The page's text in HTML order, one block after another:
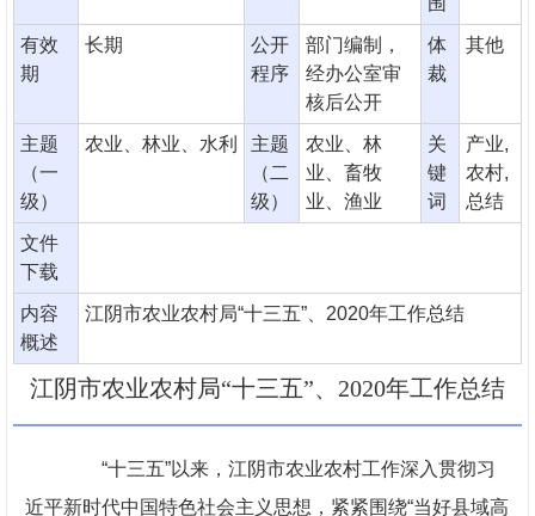
有效
期
长期
公开
程序
部门编制，
经办公室审
核后公开
体
裁
其他
主题
（一
级）
农业、林业、水利
主题
（二
级）
农业、林
业、畜牧
业、渔业
关
键
词
产业,
农村,
总结
文件
下载
内容
概述
江阴市农业农村局“十三五”、2020年工作总结
江阴市农业农村局“十三五”、2020年工作总结
“十三五”以来，江阴市农业农村工作深入贯彻习
近平新时代中国特色社会主义思想，紧紧围绕“当好县域高